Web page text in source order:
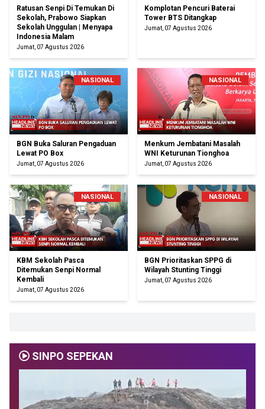
Ratusan Senpi Di Temukan Di
Sekolah, Prabowo Siapkan
Sekolah Unggulan | Menyapa
Indonesia Malam
Jumat, 07 Agustus 2026
Komplotan Pencuri Baterai
Tower BTS Ditangkap
Jumat, 07 Agustus 2026
NASIONAL
BGN Buka Saluran Pengaduan
Lewat PO Box
Jumat, 07 Agustus 2026
NASIONAL
Menkum Jembatani Masalah
WNI Keturunan Tionghoa
Jumat, 07 Agustus 2026
NASIONAL
KBM Sekolah Pasca
Ditemukan Senpi Normal
Kembali
Jumat, 07 Agustus 2026
NASIONAL
BGN Prioritaskan SPPG di
Wilayah Stunting Tinggi
Jumat, 07 Agustus 2026
SINPO SEPEKAN